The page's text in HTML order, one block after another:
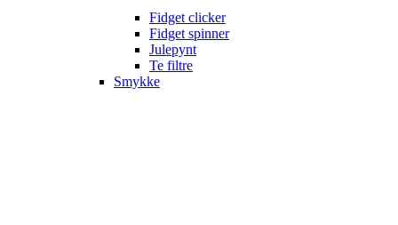
Fidget clicker
Fidget spinner
Julepynt
Te filtre
Smykke